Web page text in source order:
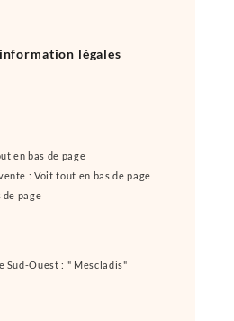
légales
en bas de page
: Voit tout en bas de page
de page
Sud-Ouest : " Mescladis"